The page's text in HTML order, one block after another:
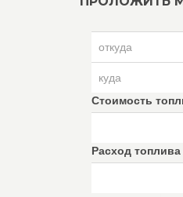
Стоимость
Расход топлива